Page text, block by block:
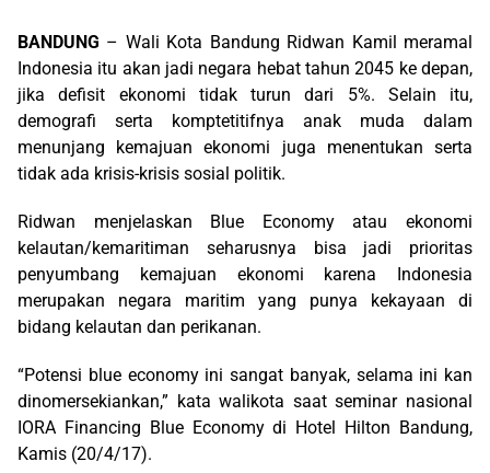
BANDUNG – Wali Kota Bandung Ridwan Kamil meramal
Indonesia itu akan jadi negara hebat tahun 2045 ke depan,
jika defisit ekonomi tidak turun dari 5%. Selain itu,
demografi serta komptetitifnya anak muda dalam
menunjang kemajuan ekonomi juga menentukan serta
tidak ada krisis-krisis sosial politik.
Ridwan menjelaskan Blue Economy atau ekonomi
kelautan/kemaritiman seharusnya bisa jadi prioritas
penyumbang kemajuan ekonomi karena Indonesia
merupakan negara maritim yang punya kekayaan di
bidang kelautan dan perikanan.
“Potensi blue economy ini sangat banyak, selama ini kan
dinomersekiankan,” kata walikota saat seminar nasional
IORA Financing Blue Economy di Hotel Hilton Bandung,
Kamis (20/4/17).